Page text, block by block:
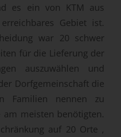
es ein von KTM aus
Gebiet ist.
war 20 schwer
für die Lieferung der
auszuwählen und
Dorfgemeinschaft die
Familien nennen zu
meisten benötigten.
auf 20 Orte ,